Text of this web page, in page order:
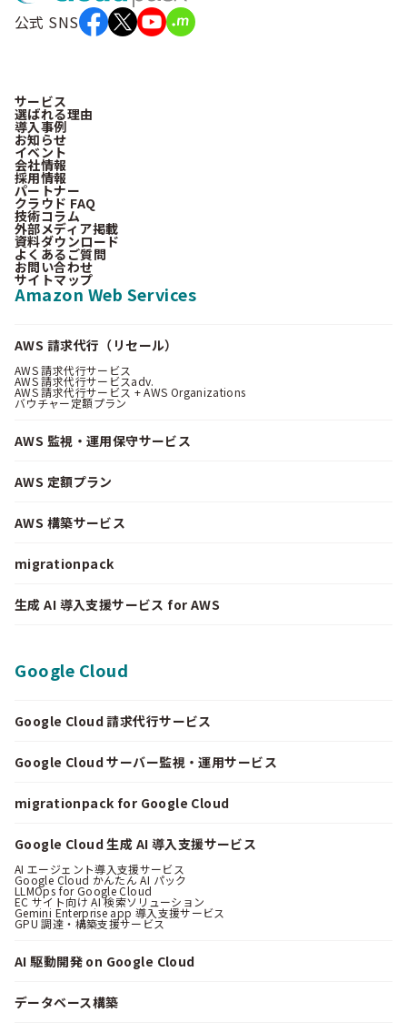
公式 SNS
サービス
選ばれる理由
導入事例
お知らせ
イベント
会社情報
採用情報
パートナー
クラウド FAQ
技術コラム
外部メディア掲載
資料ダウンロード
よくあるご質問
お問い合わせ
サイトマップ
Amazon Web Services
AWS 請求代行（リセール）
AWS 請求代行サービス
AWS 請求代行サービスadv.
AWS 請求代行サービス + AWS Organizations
バウチャー定額プラン
AWS 監視・運用保守サービス
AWS 定額プラン
AWS 構築サービス
migrationpack
生成 AI 導入支援サービス for AWS
Google Cloud
Google Cloud 請求代行サービス
Google Cloud サーバー監視・運用サービス
migrationpack for Google Cloud
Google Cloud 生成 AI 導入支援サービス
AI エージェント導入支援サービス
Google Cloud かんたん AI パック
LLMOps for Google Cloud
EC サイト向け AI 検索ソリューション
Gemini Enterprise app 導入支援サービス
GPU 調達・構築支援サービス
AI 駆動開発 on Google Cloud
データベース構築